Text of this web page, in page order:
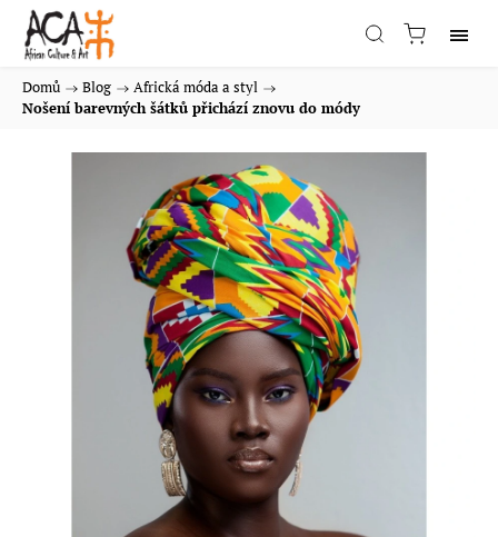
Domů / Blog / Africká móda a styl /
Nošení barevných šátků přichází znovu do módy